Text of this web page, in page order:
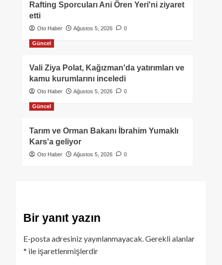
Rafting Sporcuları Ani Ören Yeri'ni ziyaret
etti
Oto Haber Ağustos 5, 2026 0
Güncel
Vali Ziya Polat, Kağızman'da yatırımları ve
kamu kurumlarını inceledi
Oto Haber Ağustos 5, 2026 0
Güncel
Tarım ve Orman Bakanı İbrahim Yumaklı
Kars'a geliyor
Oto Haber Ağustos 5, 2026 0
Bir yanıt yazın
E-posta adresiniz yayınlanmayacak.Gerekli alanlar
* ile işaretlenmişlerdir